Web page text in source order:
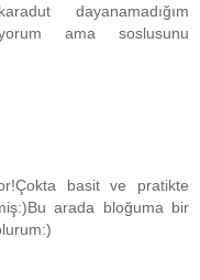
dayanamadığım
ama soslusunu
basit ve pratikte
arada bloğuma bir